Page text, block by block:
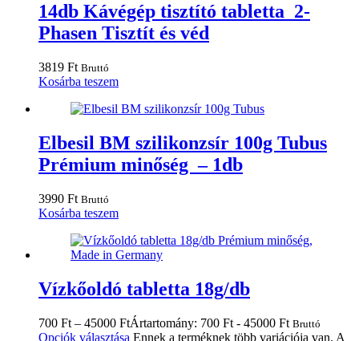
14db Kávégép tisztító tabletta 2-
Phasen Tisztít és véd
3819 Ft Bruttó
Kosárba teszem
Elbesil BM szilikonzsír 100g Tubus
Prémium minőség – 1db
3990 Ft Bruttó
Kosárba teszem
Vízkőoldó tabletta 18g/db
700 Ft – 45000 FtÁrtartomány: 700 Ft - 45000 Ft Bruttó
Opciók választása Ennek a terméknek több variációja van. A